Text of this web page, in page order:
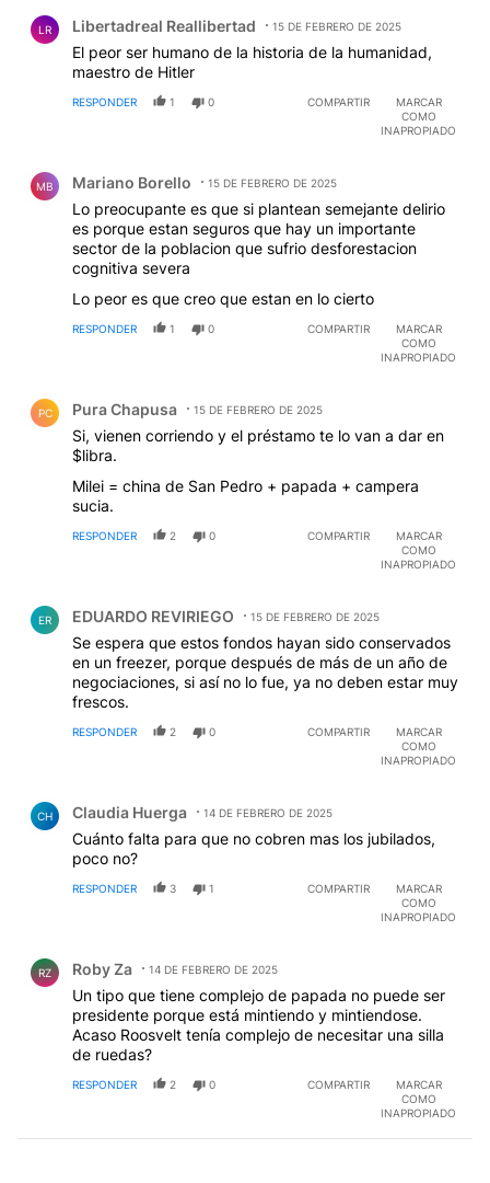
LR Libertadreal Reallibertad 15 DE FEBRERO DE 2025
El peor ser humano de la historia de la humanidad,
maestro de Hitler
RESPONDER 1 0 COMPARTIR
MARCAR
COMO
INAPROPIADO
MB Mariano Borello 15 DE FEBRERO DE 2025
Lo preocupante es que si plantean semejante delirio
es porque estan seguros que hay un importante
sector de la poblacion que sufrio desforestacion
cognitiva severa
Lo peor es que creo que estan en lo cierto
RESPONDER 1 0 COMPARTIR
MARCAR
COMO
INAPROPIADO
PC Pura Chapusa 15 DE FEBRERO DE 2025
Si, vienen corriendo y el préstamo te lo van a dar en
$libra.
Milei = china de San Pedro + papada + campera
sucia.
RESPONDER 2 0 COMPARTIR
MARCAR
COMO
INAPROPIADO
ER EDUARDO REVIRIEGO 15 DE FEBRERO DE 2025
Se espera que estos fondos hayan sido conservados
en un freezer, porque después de más de un año de
negociaciones, si así no lo fue, ya no deben estar muy
frescos.
RESPONDER 2 0 COMPARTIR
MARCAR
COMO
INAPROPIADO
CH Claudia Huerga 14 DE FEBRERO DE 2025
Cuánto falta para que no cobren mas los jubilados,
poco no?
RESPONDER 3 1 COMPARTIR
MARCAR
COMO
INAPROPIADO
RZ Roby Za 14 DE FEBRERO DE 2025
Un tipo que tiene complejo de papada no puede ser
presidente porque está mintiendo y mintiendose.
Acaso Roosvelt tenía complejo de necesitar una silla
de ruedas?
RESPONDER 2 0 COMPARTIR
MARCAR
COMO
INAPROPIADO